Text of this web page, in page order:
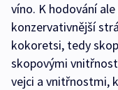
víno. K hodování
konzervativnější
kokoretsi, tedy
skopovými
vejci a vnitřnostmi,